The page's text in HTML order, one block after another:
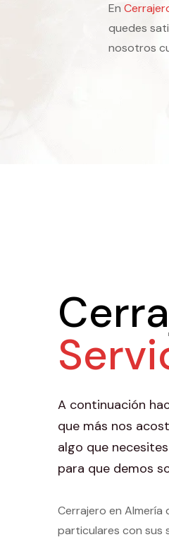
En
quedes
nosotros
A continuación
que más nos
algo que
para que demos
Cerrajero en
particulares con sus